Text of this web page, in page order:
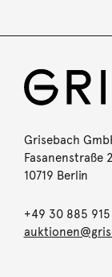
Grisebach
Fasanenstraße
10719 Berlin
+49 30 885